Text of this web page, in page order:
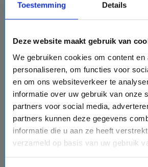
Toestemming Details
Deze website maakt gebruik van
We gebruiken cookies om content en
personaliseren, om functies voor
en om ons websiteverkeer te
informatie over uw gebruik van onze
partners voor social media,
partners kunnen deze gegevens
informatie die u aan ze heeft
verzameld op basis van uw gebruik
Vergelijk